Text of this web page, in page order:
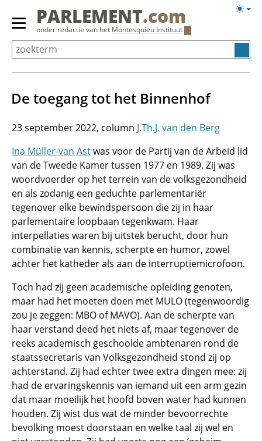
Overslaan
Primair
menu
tonen/verbergen
PARLEMENT.com
onder redactie van het Montesquieu Instituut
De toegang tot het Binnenhof
23 september 2022
J.Th.J. van den Berg
Ina Müller-van Astwas voor de Partij van de Arbeid lid
van de Tweede Kamer tussen 1977 en 1989. Zij was
woordvoerder op het terrein van de volksgezondheid
en als zodanig een geduchte parlementariër
tegenover elke bewindspersoon die zij in haar
parlementaire loopbaan tegenkwam. Haar
interpellaties waren bij uitstek berucht, door hun
combinatie van kennis, scherpte en humor, zowel
achter het katheder als aan de interruptiemicrofoon.
Toch had zij geen academische opleiding genoten,
maar had het moeten doen met MULO (tegenwoordig
zou je zeggen: MBO of MAVO). Aan de scherpte van
haar verstand deed het niets af, maar tegenover de
reeks academisch geschoolde ambtenaren rond de
staatssecretaris van Volksgezondheid stond zij op
achterstand. Zij had echter twee extra dingen mee: zij
had de ervaringskennis van iemand uit een arm gezin
dat maar moeilijk het hoofd boven water had kunnen
houden. Zij wist dus wat de minder bevoorrechte
bevolking moest doorstaan en welke taal zij wel en